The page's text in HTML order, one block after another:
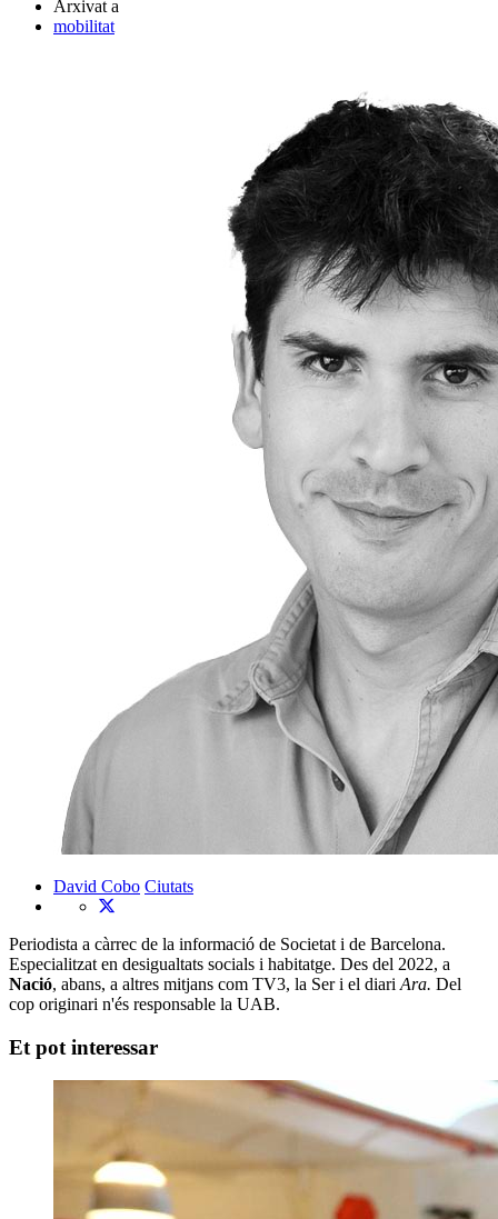
Arxivat a
mobilitat
David Cobo Ciutats
Periodista a càrrec de la informació de Societat i de Barcelona.
Especialitzat en desigualtats socials i habitatge. Des del 2022, a
Nació, abans, a altres mitjans com TV3, la Ser i el diari Ara. Del
cop originari n'és responsable la UAB.
Et pot interessar